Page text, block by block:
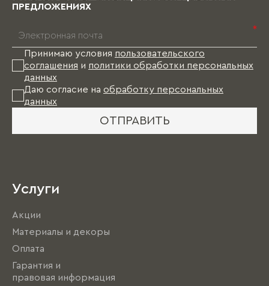
ПРЕДЛОЖЕНИЯХ
*
Принимаю условия пользовательского
соглашения и политики обработки персональных
данных
Даю согласие на обработку персональных
данных
ОТПРАВИТЬ
Услуги
Акции
Материалы и декоры
Оплата
Гарантия и
правовая информация